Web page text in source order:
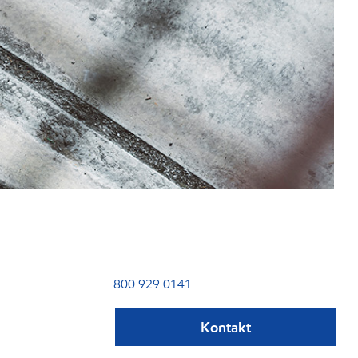
800 929 0141
Kontakt